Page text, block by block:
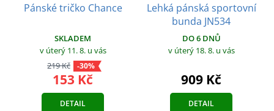
Pánské tričko Chance
SKLADEM
v úterý 11. 8. u vás
219 Kč
-30%
153 Kč
DETAIL
Lehká pánská sportovní
bunda JN534
DO 6 DNŮ
v úterý 18. 8. u vás
909 Kč
DETAIL